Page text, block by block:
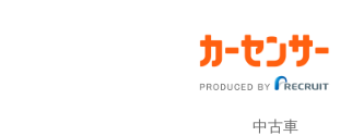
中古車